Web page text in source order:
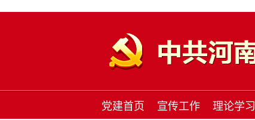
党建首页 宣传工作 理论学习